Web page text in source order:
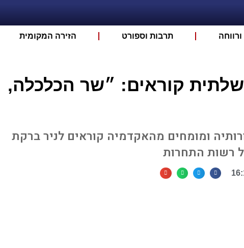
תרבות וספורט הזירה המקומית
קוראים: ״שר הכלכלה,
ומומחים מהאקדמיה קוראים לניר ברקת
רשות התחרות